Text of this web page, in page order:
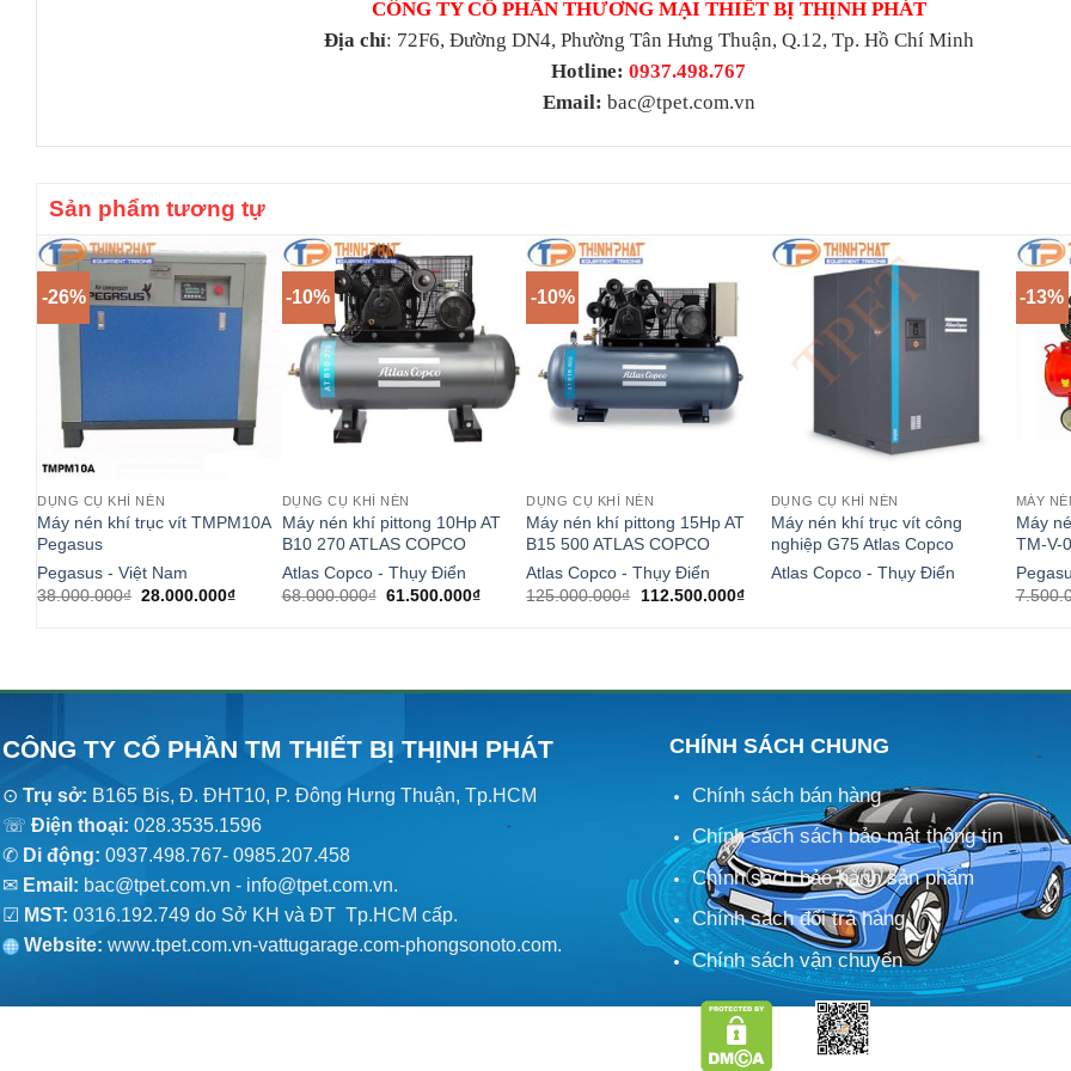
CÔNG TY CỔ PHẦN THƯƠNG MẠI THIẾT BỊ THỊNH PHÁT
Địa chỉ: 72F6, Đường DN4, Phường Tân Hưng Thuận, Q.12, Tp. Hồ Chí Minh
Hotline: 0937.498.767
Email: bac@tpet.com.vn
Sản phẩm tương tự
-26%
DỤNG CỤ KHÍ NÉN
Máy nén khí trục vít TMPM10A
Pegasus
Pegasus - Việt Nam
38.000.000₫ Giá
28.000.000₫Giá
-10%
DỤNG CỤ KHÍ NÉN
Máy nén khí pittong 10Hp AT
B10 270 ATLAS COPCO
Atlas Copco - Thụy Điển
68.000.000₫ Giá
61.500.000₫Giá
-10%
DỤNG CỤ KHÍ NÉN
Máy nén khí pittong 15Hp AT
B15 500 ATLAS COPCO
Atlas Copco - Thụy Điển
125.000.000₫
Giá
112.500.000₫Giá
DỤNG CỤ KHÍ NÉN
Máy nén khí trục vít công
nghiệp G75 Atlas Copco
Atlas Copco - Thụy Điển
-13%
MÁY
Máy
TM-V-
CÔNG TY CỔ PHẦN TM THIẾT BỊ THỊNH PHÁT
⊙ Trụ sở: B165 Bis, Đ. ĐHT10, P. Đông Hưng Thuận, Tp.HCM
☏ Điện thoại: 028.3535.1596
✆ Di động: 0937.498.767- 0985.207.458
✉ Email: bac@tpet.com.vn - info@tpet.com.vn.
☑ MST: 0316.192.749 do Sở KH và ĐT Tp.HCM cấp.
Website: www.tpet.com.vn-vattugarage.com-phongsonoto.com.
CHÍNH SÁCH CHUNG
Chính sách bán hàng
Chính sách sách bảo mật thông tin
Chính sách bảo hành sản phẩm
Chính sách đổi trả hàng
Chính sách vận chuyển